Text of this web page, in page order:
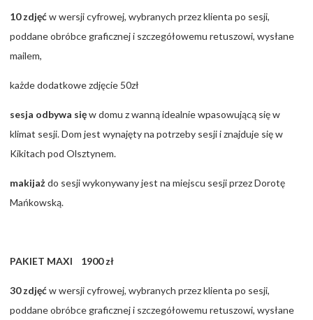
10 zdjęćw wersji cyfrowej, wybranych przez klienta po sesji,
poddane obróbce graficznej i szczegółowemu retuszowi, wysłane
mailem,
każde dodatkowe zdjęcie 50zł
sesja odbywa sięw domu z wanną idealnie wpasowującą się w
klimat sesji. Dom jest wynajęty na potrzeby sesji i znajduje się w
Kikitach pod Olsztynem.
makijaż do sesji wykonywany jest na miejscu sesji przez Dorotę
Mańkowską.
PAKIET MAXI 1900 zł
30 zdjęćw wersji cyfrowej, wybranych przez klienta po sesji,
poddane obróbce graficznej i szczegółowemu retuszowi, wysłane